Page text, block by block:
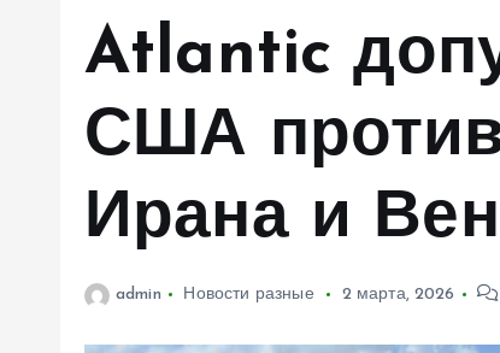
Atlantic
США
Ирана и
admin Новости разные 2 марта, 2026